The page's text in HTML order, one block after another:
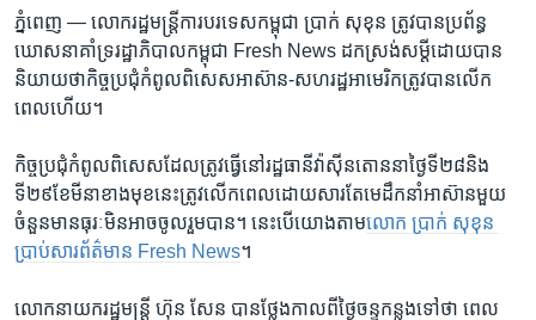
ស្វែង​ភ្នំពេញ — លោក​រដ្ឋមន្ត្រី​ការ​បរទេស​កម្ពុជា ប្រាក់ សុខុន ត្រូវ​បាន​ប្រព័ន្ធ​
ឃោសនា​គាំទ្រ​រដ្ឋាភិបាល​កម្ពុជា ​Fresh News ​ដក​ស្រង់​សម្ដី​ដោយ​បាន​
និយាយ​ថា​កិច្ច​ប្រជុំ​កំពូល​ពិសេស​អាស៊ាន-សហរដ្ឋ​អាមេរិក​ត្រូវ​បាន​លើក​
ពេល​ហើយ។
កិច្ច​ប្រជុំ​កំពូល​ពិសេស​ដែល​ត្រូវ​ធ្វើ​នៅ​រដ្ឋធានី​វ៉ាស៊ីនតោន​នា​ថ្ងៃទី២៨​និង​
ទី២៩​ខែ​មីនា​ខាង​មុខ​នេះ​ត្រូវ​លើក​ពេល​ដោយ​សារ​តែ​មេដឹកនាំ​អាស៊ាន​មួយ​
ចំនួន​មាន​ធុរៈ​មិន​អាច​ចូល​រួម​បាន។ នេះ​បើ​យោង​តាម​លោក​ ប្រាក់ សុខុន ​
ប្រាប់​សារព័ត៌មាន​ Fresh News។
លោក​នាយករដ្ឋមន្ត្រី ហ៊ុន សែន បាន​ថ្លែង​កាល​ពី​ថ្ងៃ​ចន្ទ​កន្លង​ទៅ​ថា ពេល​